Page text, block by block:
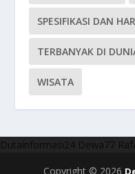
SPESIFIKASI DAN
TERBANYAK DI
WISATA
Dutainformasi24 Dewa77
Copyright © 2026